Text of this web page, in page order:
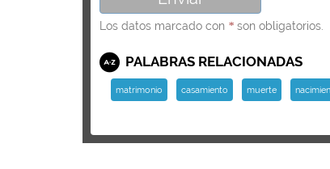
Los datos marcado con * son obligatorios.
PALABRAS RELACIONADAS
matrimonio casamiento muerte